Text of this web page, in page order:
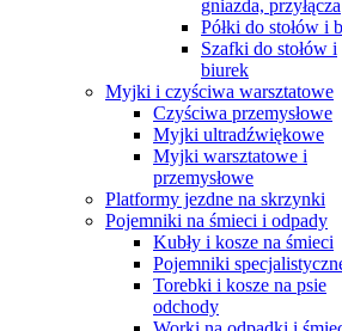
gniazda, przyłącza
Półki do stołów i
Szafki do stołów i
biurek
Myjki i czyściwa warsztatowe
Czyściwa przemysłowe
Myjki ultradźwiękowe
Myjki warsztatowe i
przemysłowe
Platformy jezdne na skrzynki
Pojemniki na śmieci i odpady
Kubły i kosze na śmieci
Pojemniki
Torebki i kosze na psie
odchody